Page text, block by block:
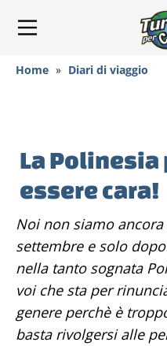
Home » Diari di viaggio
La Polinesia
essere cara!
Noi non siamo ancora partiti, ci sposeremo il 7
settembre e solo
nella tanto sognata
voi che sta per
genere perchè è
basta rivolgersi alle